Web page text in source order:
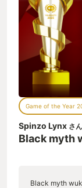
Game of the Year
Spinzo Lynx さん
Black myth
Black myth